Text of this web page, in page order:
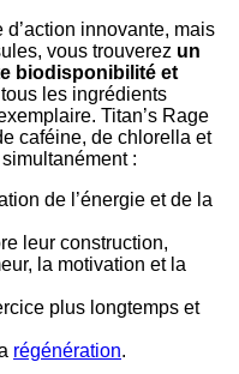
d’action innovante, mais
vous trouverez un
biodisponibilité et
les ingrédients
Titan’s Rage
caféine, de chlorella et
:
de l’énergie et de la
leur construction,
la motivation et la
plus longtemps et
régénération.